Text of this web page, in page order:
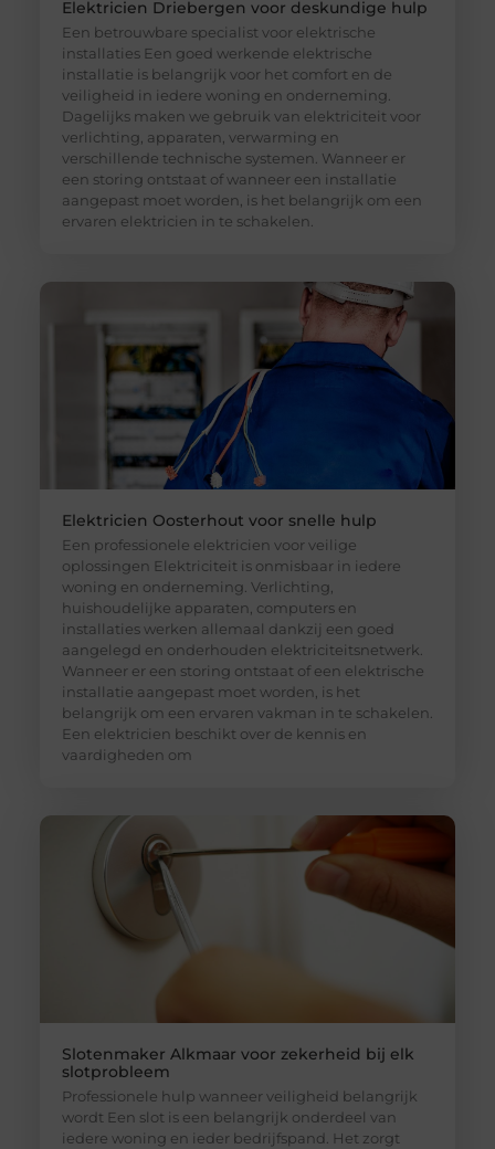
Elektricien Driebergen voor deskundige hulp
Een betrouwbare specialist voor elektrische
installaties Een goed werkende elektrische
installatie is belangrijk voor het comfort en de
veiligheid in iedere woning en onderneming.
Dagelijks maken we gebruik van elektriciteit voor
verlichting, apparaten, verwarming en
verschillende technische systemen. Wanneer er
een storing ontstaat of wanneer een installatie
aangepast moet worden, is het belangrijk om een
ervaren elektricien in te schakelen.
Elektricien Oosterhout voor snelle hulp
Een professionele elektricien voor veilige
oplossingen Elektriciteit is onmisbaar in iedere
woning en onderneming. Verlichting,
huishoudelijke apparaten, computers en
installaties werken allemaal dankzij een goed
aangelegd en onderhouden elektriciteitsnetwerk.
Wanneer er een storing ontstaat of een elektrische
installatie aangepast moet worden, is het
belangrijk om een ervaren vakman in te schakelen.
Een elektricien beschikt over de kennis en
vaardigheden om
Slotenmaker Alkmaar voor zekerheid bij elk
slotprobleem
Professionele hulp wanneer veiligheid belangrijk
wordt Een slot is een belangrijk onderdeel van
iedere woning en ieder bedrijfspand. Het zorgt